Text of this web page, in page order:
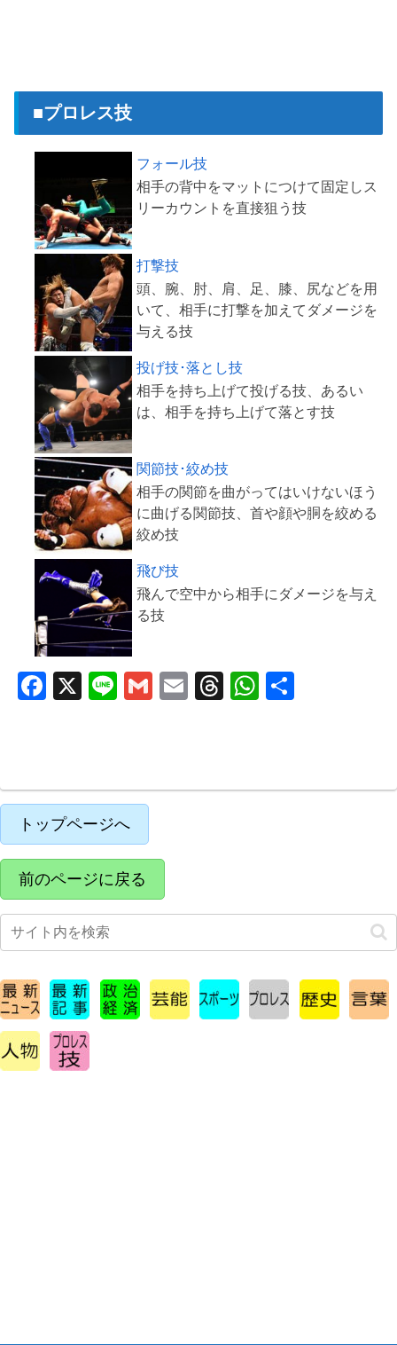
■プロレス技
フォール技
相手の背中をマットにつけて固定しス
リーカウントを直接狙う技
打撃技
頭、腕、肘、肩、足、膝、尻などを用
いて、相手に打撃を加えてダメージを
与える技
投げ技･落とし技
相手を持ち上げて投げる技、あるい
は、相手を持ち上げて落とす技
関節技･絞め技
相手の関節を曲がってはいけないほう
に曲げる関節技、首や顔や胴を絞める
絞め技
飛び技
飛んで空中から相手にダメージを与え
る技
F
b
o
o
k
X
Li
G
E
T
d
W
A
トップページへ
前のページに戻る